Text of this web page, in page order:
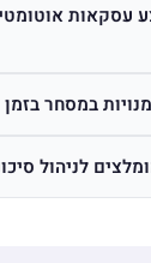
עסקאות
במסחר
לניהול